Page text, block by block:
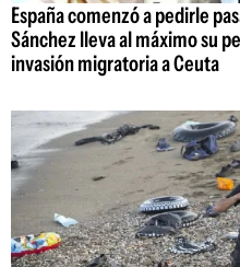
España comenzó a pedirle
Sánchez lleva al máximo su
invasión migratoria a Ceuta